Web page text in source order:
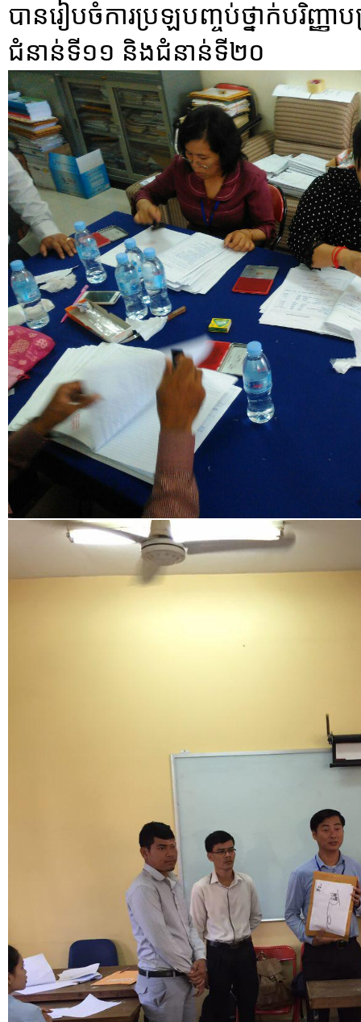
បានរៀបចំការប្រឡបញ្ចប់ថ្នាក់បរិញ្ញ
ជំនាន់ទី១១ និងជំនាន់ទី២០